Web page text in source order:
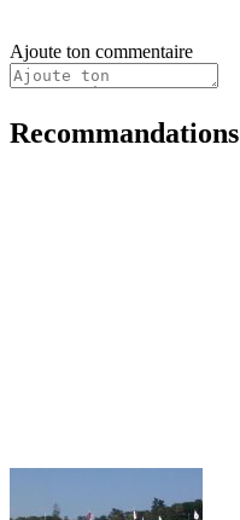
Ajoute ton commentaire
Recommandations